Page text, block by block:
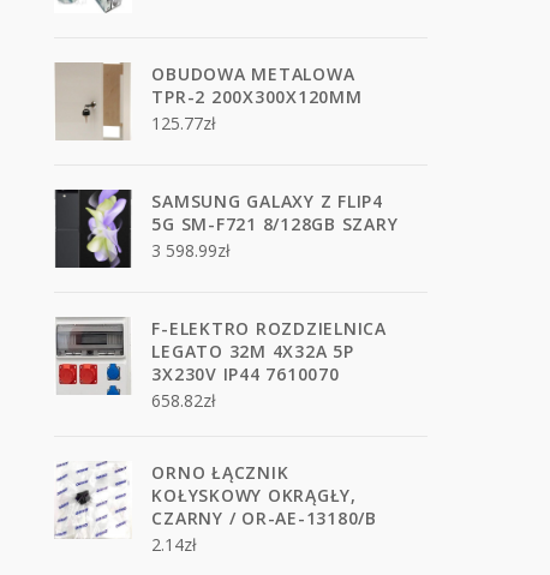
OBUDOWA METALOWA
TPR-2 200X300X120MM
125.77zł
SAMSUNG GALAXY Z FLIP4
5G SM-F721 8/128GB SZARY
3 598.99zł
F-ELEKTRO ROZDZIELNICA
LEGATO 32M 4X32A 5P
3X230V IP44 7610070
658.82zł
ORNO ŁĄCZNIK
KOŁYSKOWY OKRĄGŁY,
CZARNY / OR-AE-13180/B
2.14zł